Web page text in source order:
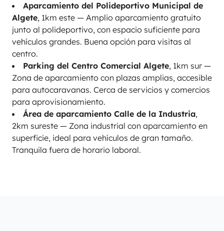
Aparcamiento del Polideportivo Municipal de
Algete, 1km este — Amplio aparcamiento gratuito
junto al polideportivo, con espacio suficiente para
vehículos grandes. Buena opción para visitas al
centro.
Parking del Centro Comercial Algete, 1km sur —
Zona de aparcamiento con plazas amplias, accesible
para autocaravanas. Cerca de servicios y comercios
para aprovisionamiento.
Área de aparcamiento Calle de la Industria,
2km sureste — Zona industrial con aparcamiento en
superficie, ideal para vehículos de gran tamaño.
Tranquila fuera de horario laboral.